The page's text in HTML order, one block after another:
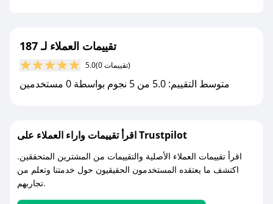
مع صحصح، تسوق بذكاء ووفّر على كل مشترياتك مع
تقييمات العملاء لـ 187
5.0 (0 تقييمات)
متوسط التقييم: 5.0 من 5 نجوم بواسطة 0 مستخدمين
اقرأ تقييمات واراء العملاء على Trustpilot
اقرأ تقييمات العملاء الأصلية والتقييمات من المشترين المتحققين.
اكتشف ما يعتقده المستخدمون الحقيقيون حول خدمتنا وتعلم من
تجاربهم.